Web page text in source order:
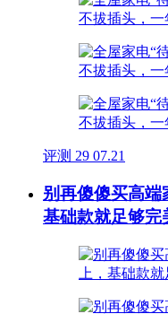
评测 29 07.21
别再傻傻买高端
基础款就足够完